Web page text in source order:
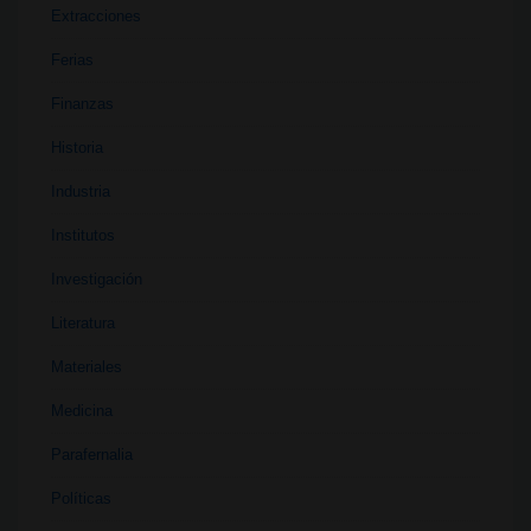
Extracciones
Ferias
Finanzas
Historia
Industria
Institutos
Investigación
Literatura
Materiales
Medicina
Parafernalia
Políticas